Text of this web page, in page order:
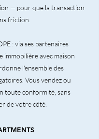
— pour que la transaction
friction.
: via ses partenaires
immobilière avec maison
l'ensemble des
Vous vendez ou
toute conformité, sans
de votre côté.